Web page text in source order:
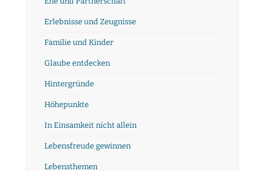
Erlebnisse und Zeugnisse
Familie und Kinder
Glaube entdecken
Hintergründe
Höhepunkte
In Einsamkeit nicht allein
Lebensfreude gewinnen
Lebensthemen